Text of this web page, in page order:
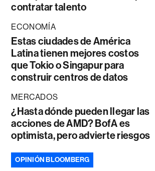
contratar talento
ECONOMÍA
Estas ciudades de América
Latina tienen mejores costos
que Tokio o Singapur para
construir centros de datos
MERCADOS
¿Hasta dónde pueden llegar las
acciones de AMD? BofA es
optimista, pero advierte riesgos
OPINIÓN BLOOMBERG